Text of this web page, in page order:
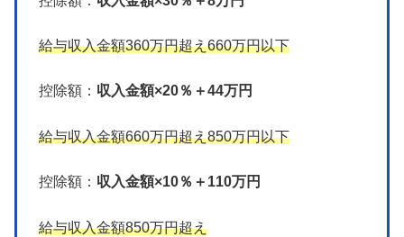
給与収入金額360万円超え660万円以下
控除額： 収入金額×20％＋44万円
給与収入金額660万円超え850万円以下
控除額： 収入金額×10％＋110万円
給与収入金額850万円超え